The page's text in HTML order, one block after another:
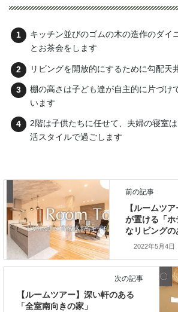
キッチン並びのゴムの木の造作のダイ
とお茶会をします
リビングを開放的にするために勾配天
棚の高さは子ども達が自主的に片づけ
います
2階は子供たちに任せて、夫婦の寝室
活スタイルで過ごします
前の記事
【ルームツ
が置ける「
なリビング
2022年5月4日
次の記事
【ルームツアー】深い軒のある
「全室南向きの家」